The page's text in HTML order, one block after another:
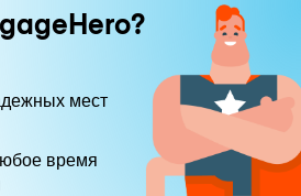
мест
время